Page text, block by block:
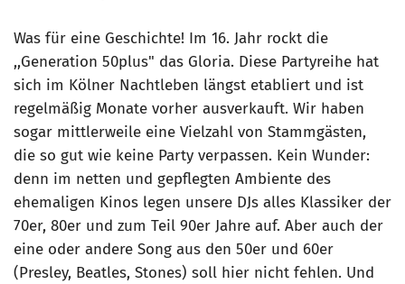
Was für eine Geschichte! Im 16. Jahr rockt die
,,Generation 50plus" das Gloria. Diese Partyreihe hat
sich im Kölner Nachtleben längst etabliert und ist
regelmäßig Monate vorher ausverkauft. Wir haben
sogar mittlerweile eine Vielzahl von Stammgästen,
die so gut wie keine Party verpassen. Kein Wunder:
denn im netten und gepflegten Ambiente des
ehemaligen Kinos legen unsere DJs alles Klassiker der
70er, 80er und zum Teil 90er Jahre auf. Aber auch der
eine oder andere Song aus den 50er und 60er
(Presley, Beatles, Stones) soll hier nicht fehlen. Und